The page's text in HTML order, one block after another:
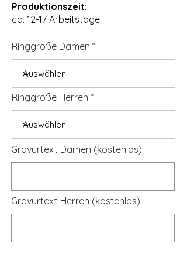
Produktionszeit:
ca. 12-17 Arbeitstage
Ringgröße Damen
Ringgröße Herren
Gravurtext Damen (kostenlos)
Gravurtext Herren (kostenlos)